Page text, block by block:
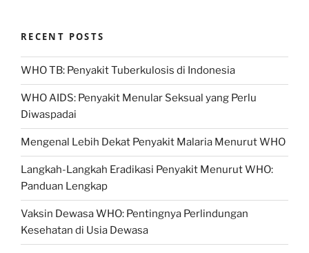
RECENT POSTS
WHO TB: Penyakit Tuberkulosis di Indonesia
WHO AIDS: Penyakit Menular Seksual yang Perlu
Diwaspadai
Mengenal Lebih Dekat Penyakit Malaria Menurut WHO
Langkah-Langkah Eradikasi Penyakit Menurut WHO:
Panduan Lengkap
Vaksin Dewasa WHO: Pentingnya Perlindungan
Kesehatan di Usia Dewasa